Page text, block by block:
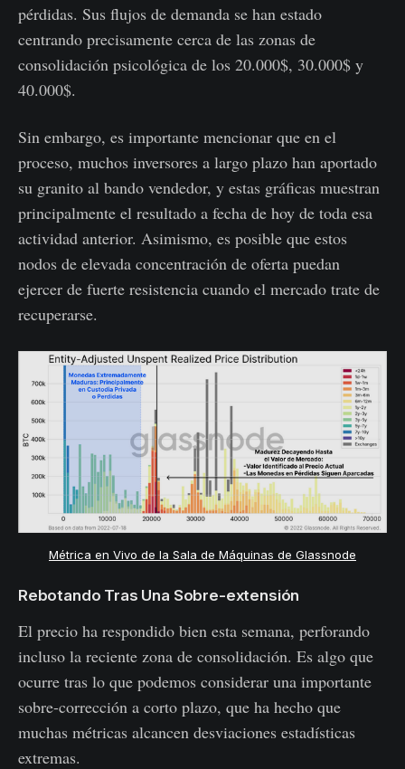
pérdidas. Sus flujos de demanda se han estado
centrando precisamente cerca de las zonas de
consolidación psicológica de los 20.000$, 30.000$ y
40.000$.
Sin embargo, es importante mencionar que en el
proceso, muchos inversores a largo plazo han aportado
su granito al bando vendedor, y estas gráficas muestran
principalmente el resultado a fecha de hoy de toda esa
actividad anterior. Asimismo, es posible que estos
nodos de elevada concentración de oferta puedan
ejercer de fuerte resistencia cuando el mercado trate de
recuperarse.
Métrica en Vivo de la Sala de Máquinas de Glassnode
Rebotando Tras Una Sobre-extensión
El precio ha respondido bien esta semana, perforando
incluso la reciente zona de consolidación. Es algo que
ocurre tras lo que podemos considerar una importante
sobre-corrección a corto plazo, que ha hecho que
muchas métricas alcancen desviaciones estadísticas
extremas.